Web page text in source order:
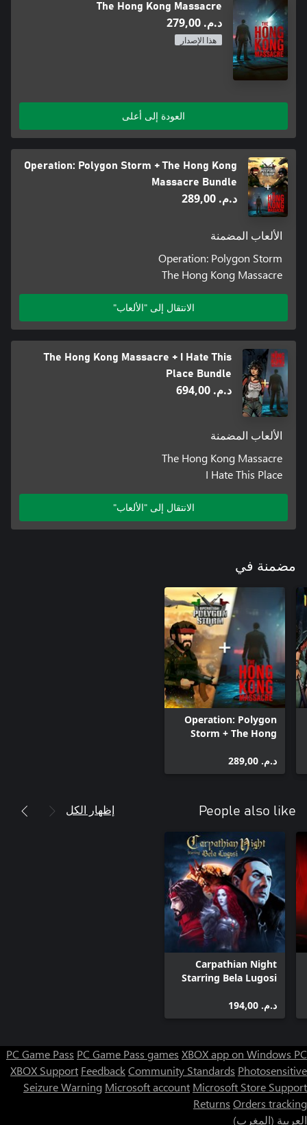
The Hong Kong Massacre
د.م.‏ 279,00
هذا الإصدار
العودة إلى أعلى
Operation: Polygon Storm + The Hong Kong
Massacre Bundle
د.م.‏ 289,00
الألعاب المضمنة
Operation: Polygon Storm
The Hong Kong Massacre
الانتقال إلى "الألعاب"
The Hong Kong Massacre + I Hate This
Place Bundle
د.م.‏ 694,00
الألعاب المضمنة
The Hong Kong Massacre
I Hate This Place
الانتقال إلى "الألعاب"
مضمنة في
Operation: Polygon
Storm + The Hong
Bundle
د.م.‏ 289,00
People also like إظهار الكل
Carpathian Night
Starring Bela Lugosi
د.م.‏ 194,00
PC Game Pass PC Game Pass games XBOX app on Windows PC
XBOX Support FeedbackCommunity Standards Photosensitive
Seizure Warning Microsoft account Microsoft Store Support
Returns Orders tracking
العربية (المغرب)